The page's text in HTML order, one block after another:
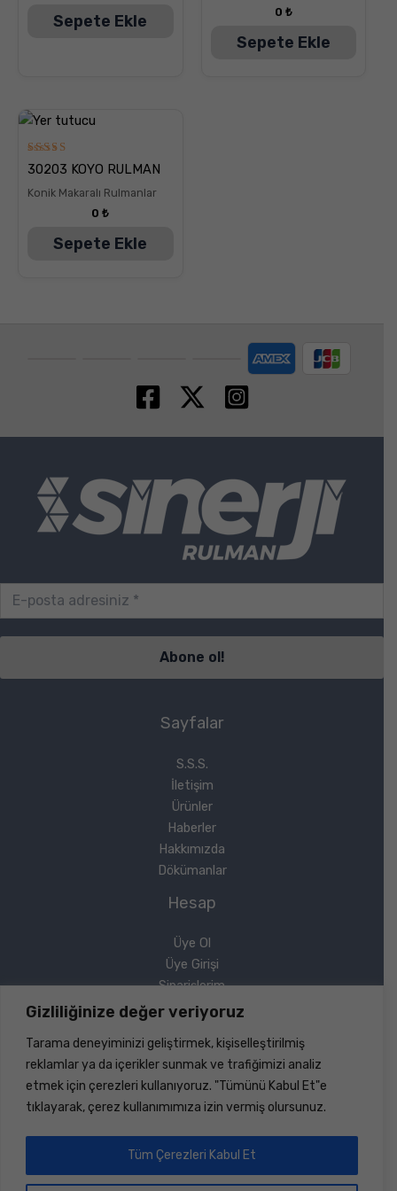
Gizliliğinize değer veriyoruz
Tarama deneyiminizi geliştirmek, kişiselleştirilmiş
reklamlar ya da içerikler sunmak ve trafiğimizi analiz
etmek için çerezleri kullanıyoruz. "Tümünü Kabul Et"e
tıklayarak, çerez kullanımımıza izin vermiş olursunuz.
Tüm Çerezleri Kabul Et
Sepete Ekle
0 ₺
Sepete Ekle
5
üzerinden
oy aldı
30203 KOYO RULMAN
Konik Makaralı Rulmanlar
0₺
Sepete Ekle
Sayfalar
S.S.S.
İletişim
Ürünler
Haberler
Hakkımızda
Dökümanlar
Hesap
Üye Ol
Üye Girişi
Siparişlerim
Sipariş Takip
Yasal
Gizlilik Politikası